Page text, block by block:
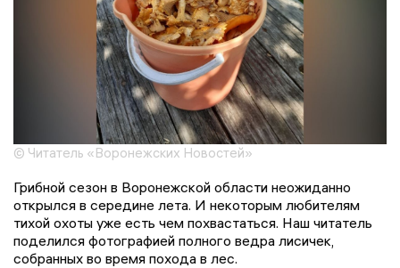
© Читатель «Воронежских Новостей»
Грибной сезон в Воронежской области неожиданно
открылся в середине лета. И некоторым любителям
тихой охоты уже есть чем похвастаться. Наш читатель
поделился фотографией полного ведра лисичек,
собранных во время похода в лес.